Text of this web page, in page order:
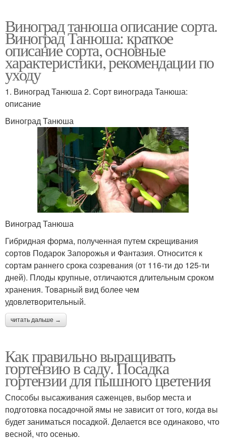
Виноград танюша описание сорта.
Виноград Танюша: краткое
описание сорта, основные
характеристики, рекомендации по
уходу
1. Виноград Танюша 2. Сорт винограда Танюша:
описание
Виноград Танюша
Виноград Танюша
Гибридная форма, полученная путем скрещивания
сортов Подарок Запорожья и Фантазия. Относится к
сортам раннего срока созревания (от 116-ти до 125-ти
дней). Плоды крупные, отличаются длительным сроком
хранения. Товарный вид более чем
удовлетворительный.
читать дальше →
Как правильно выращивать
гортензию в саду. Посадка
гортензии для пышного цветения
Способы высаживания саженцев, выбор места и
подготовка посадочной ямы не зависит от того, когда вы
будет заниматься посадкой. Делается все одинаково, что
весной, что осенью.